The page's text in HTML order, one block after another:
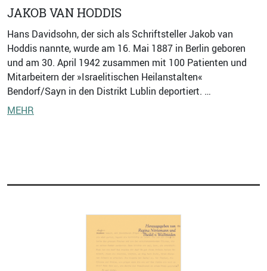
JAKOB VAN HODDIS
Hans Davidsohn, der sich als Schriftsteller Jakob van
Hoddis nannte, wurde am 16. Mai 1887 in Berlin geboren
und am 30. April 1942 zusammen mit 100 Patienten und
Mitarbeitern der »Israelitischen Heilanstalten«
Bendorf/Sayn in den Distrikt Lublin deportiert. …
MEHR